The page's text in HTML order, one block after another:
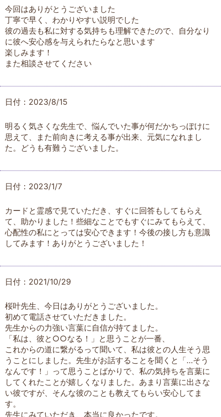
今回はありがとうございました
丁寧で早く、わかりやすい説明でした
彼の過去も私に対する気持ちも理解できたので、自分なり
に彼へ安心感を与えられたらなと思います
楽しみます！
また相談させてください
日付：2023/8/15
明るく気さくな先生で、悩んでいた事が何だかちっぽけに
思えて、また前向きに考える事が出来、元気になれまし
た。どうも有難うございました。
日付：2023/1/7
カードと霊感で見ていただき、すぐに回答もしてもらえ
て、助かりました！些細なことでもすぐにみてもらえて、
心配性の私にとっては安心できます！今後の接し方も意識
してみます！ありがとうございました！
日付：2021/10/29
桜叶先生、今日はありがとうございました。
初めて電話させていただきました。
先生からの力強い言葉に自信が持てました。
「私は、彼と○○なる！」と思うことが一番、
これからの道に繋がるって聞いて、私は彼との人生そう思
うことにしました。先生がお話することを聞くと「…そう
なんです！」って思うことばかりで、私の気持ちを言葉に
してくれたことが嬉しくなりました。あまり言葉に出さな
い彼ですが、そんな彼のことも教えてもらい安心してま
す。
先生にみていただき、本当に良かったです。